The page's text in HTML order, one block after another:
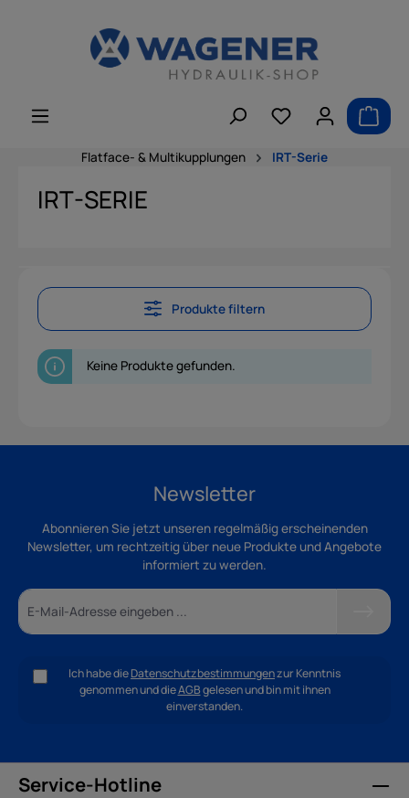
Flatface- & Multikupplungen IRT-Serie
IRT-SERIE
Produkte filtern
Keine Produkte gefunden.
Newsletter
Abonnieren Sie jetzt unseren regelmäßig erscheinenden
Newsletter, um rechtzeitig über neue Produkte und Angebote
informiert zu werden.
Ich habe dieDatenschutzbestimmungenzur Kenntnis
genommen und dieAGBgelesen und bin mit ihnen
einverstanden.
Service-Hotline